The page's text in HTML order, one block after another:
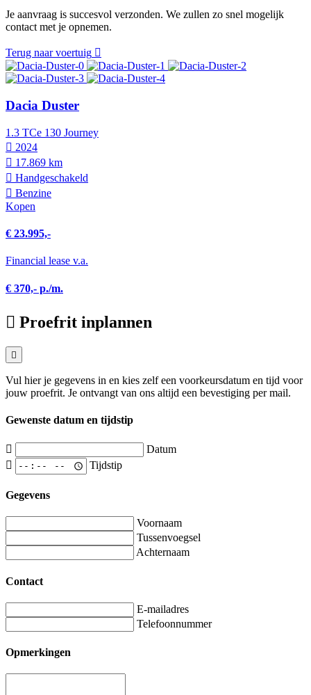
Je aanvraag is succesvol verzonden. We zullen zo snel mogelijk
contact met je opnemen.
Terug naar voertuig
Dacia Duster
1.3 TCe 130 Journey
2024
17.869 km
Hand­geschakeld
Benzine
Kopen
€ 23.995,-
Financial lease v.a.
€ 370,- p./m.
Proefrit inplannen
Vul hier je gegevens in en kies zelf een voorkeursdatum en tijd voor
jouw proefrit. Je ontvangt van ons altijd een bevestiging per mail.
Gewenste datum en tijdstip
Datum
Tijdstip
Gegevens
Voornaam
Tussenvoegsel
Achternaam
Contact
E-mailadres
Telefoonnummer
Opmerkingen